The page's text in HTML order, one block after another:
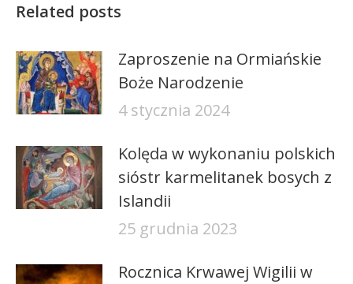
Related posts
Zaproszenie na Ormiańskie
Boże Narodzenie
4 stycznia 2024
Kolęda w wykonaniu polskich
sióstr karmelitanek bosych z
Islandii
25 grudnia 2023
Rocznica Krwawej Wigilii w